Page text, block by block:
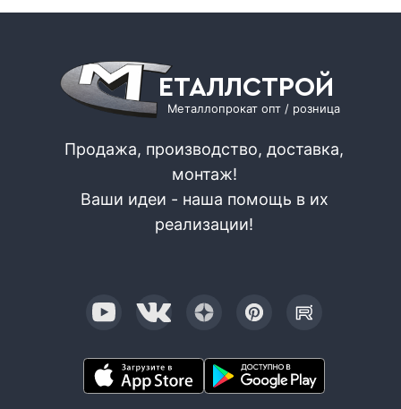
ЕТАЛЛСТРОЙ
Металлопрокат опт / розница
Продажа, производство, доставка,
монтаж!
Ваши идеи - наша помощь в их
реализации!